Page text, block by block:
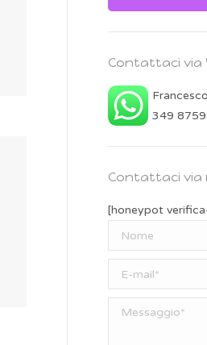
Contattaci via
349
Contattaci via
[honeypot